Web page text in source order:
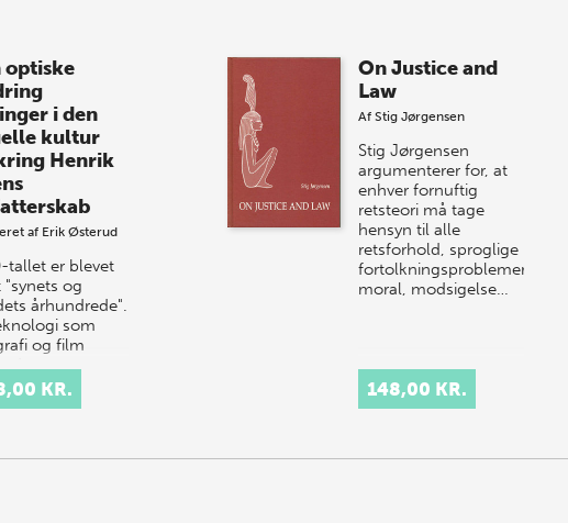
optiske
i den
kultur
Henrik
af Erik Østerud
tallet er blevet
"synets og
århundrede".
som
og film
sammen
nye KR.
On Justice and
Law
Af Stig Jørgensen
Stig Jørgensen
argumenterer for, at
enhver fornuftig
retsteori må tage
hensyn til alle
retsforhold, sproglige
fortolkningsproblemer,
moral, modsigelse…
148,00 KR.